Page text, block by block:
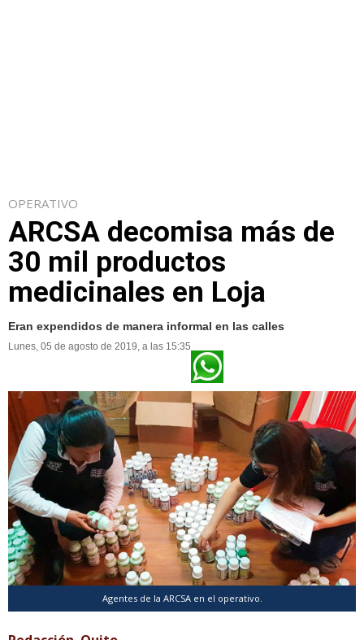
OPERATIVO
ARCSA decomisa más de
30 mil productos
medicinales en Loja
Eran expendidos de manera informal en las calles
Lunes, 05 de agosto de 2019, a las 15:35
Agentes de la ARCSA en el operativo.